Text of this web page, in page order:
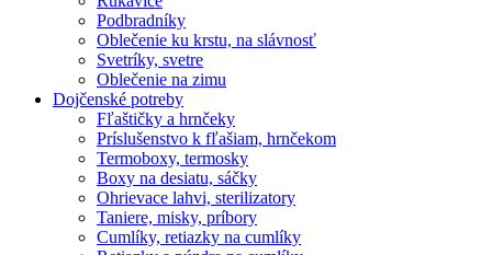
Podbradníky
Oblečenie ku krstu, na slávnosť
Svetríky, svetre
Oblečenie na zimu
Dojčenské potreby
Fľaštičky a hrnčeky
Príslušenstvo k fľašiam, hrnčekom
Termoboxy, termosky
Boxy na desiatu, sáčky
Ohrievace lahvi, sterilizatory
Taniere, misky, príbory
Cumlíky, retiazky na cumlíky